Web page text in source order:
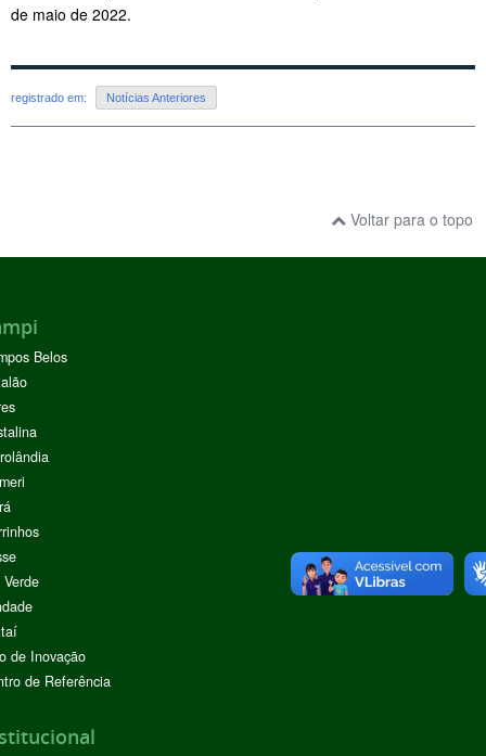
de maio de 2022.
registrado em: Notícias Anteriores
Voltar para o topo
Belos
de Inovação
de Referência